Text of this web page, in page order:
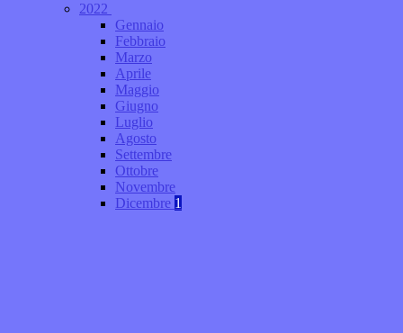
2022
Gennaio
Febbraio
Marzo
Aprile
Maggio
Giugno
Luglio
Agosto
Settembre
Ottobre
Novembre
Dicembre 1